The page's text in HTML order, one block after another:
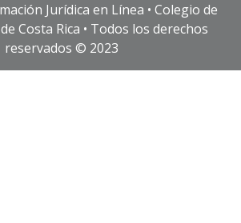
Jurídica en Línea • Colegio de
Costa Rica • Todos los derechos
reservados © 2023